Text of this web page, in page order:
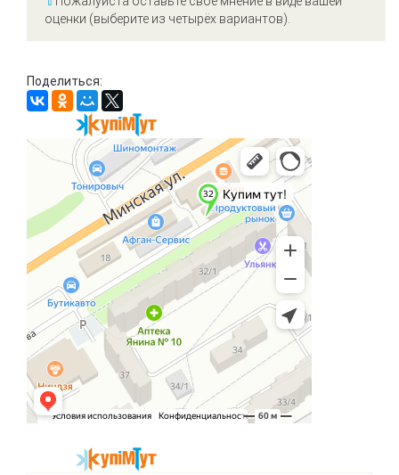
оценки (выберите из четырёх вариантов).
Поделиться: